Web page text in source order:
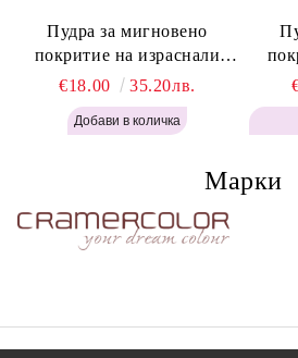
Пудра за мигновено
покритие на израснали
корени Топло Кафяво -
Labor Pro Instant Retouch
Powder - Warm Brown H643
€18.00 35.20лв.
Марки